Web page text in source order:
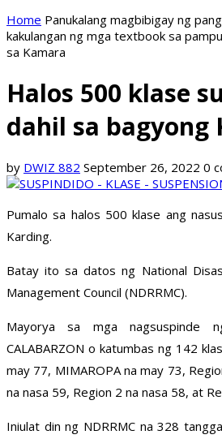
Home Panukalang magbibigay ng
kakulangan ng mga textbook sa
sa Kamara
Halos 500 klase
dahil sa bagyong
by DWIZ 882 September 26, 2022 0
Pumalo sa halos 500 klase ang
Karding.
Batay ito sa datos ng National
Management Council (NDRRMC).
Mayorya sa mga nagsuspinde
CALABARZON o katumbas ng 142
may 77, MIMAROPA na may 73,
na nasa 59, Region 2 na nasa 58, at
Iniulat din ng NDRRMC na 328